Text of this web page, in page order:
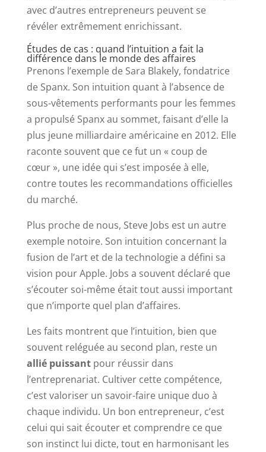
avec d’autres entrepreneurs peuvent se
révéler extrêmement enrichissant.
Études de cas : quand l’intuition a fait la
différence dans le monde des affaires
Prenons l’exemple de Sara Blakely, fondatrice
de Spanx. Son intuition quant à l’absence de
sous-vêtements performants pour les femmes
a propulsé Spanx au sommet, faisant d’elle la
plus jeune milliardaire américaine en 2012. Elle
raconte souvent que ce fut un « coup de
cœur », une idée qui s’est imposée à elle,
contre toutes les recommandations officielles
du marché.
Plus proche de nous, Steve Jobs est un autre
exemple notoire. Son intuition concernant la
fusion de l’art et de la technologie a défini sa
vision pour Apple. Jobs a souvent déclaré que
s’écouter soi-même était tout aussi important
que n’importe quel plan d’affaires.
Les faits montrent que l’intuition, bien que
souvent reléguée au second plan, reste un
allié puissantpour réussir dans
l’entreprenariat. Cultiver cette compétence,
c’est valoriser un savoir-faire unique duo à
chaque individu. Un bon entrepreneur, c’est
celui qui sait écouter et comprendre ce que
son instinct lui dicte, tout en harmonisant les